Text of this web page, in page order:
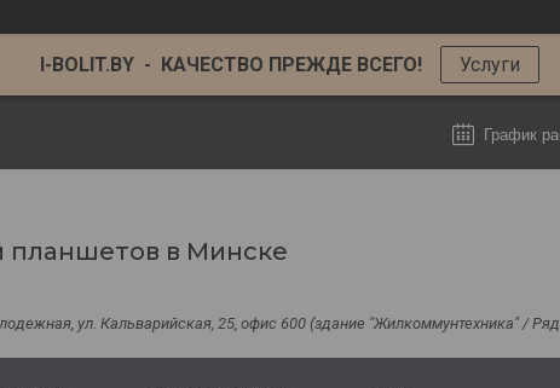
I-BOLIT.BY - КАЧЕСТВО ПРЕЖДЕ ВСЕГО! Услуги
График
планшетов в Минске
ул. Кальварийская, 25, офис 600 (здание "Жилкоммунтехника" /